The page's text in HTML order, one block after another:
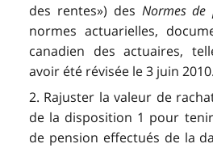
des rentes») des Normes de
normes actuarielles,
canadien des actuaires,
avoir été révisée le 3 juin 2010.
2. Rajuster la valeur de
de la disposition 1 pour
de pension effectués de la